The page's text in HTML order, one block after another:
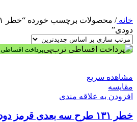
خانه/
دودی”
پرداخت اقساطی
مشاهده سریع
مقایسه
افزودن به علاقه مندی
خطر ۱۳۱ طرح سه بعدی قرمز دودی